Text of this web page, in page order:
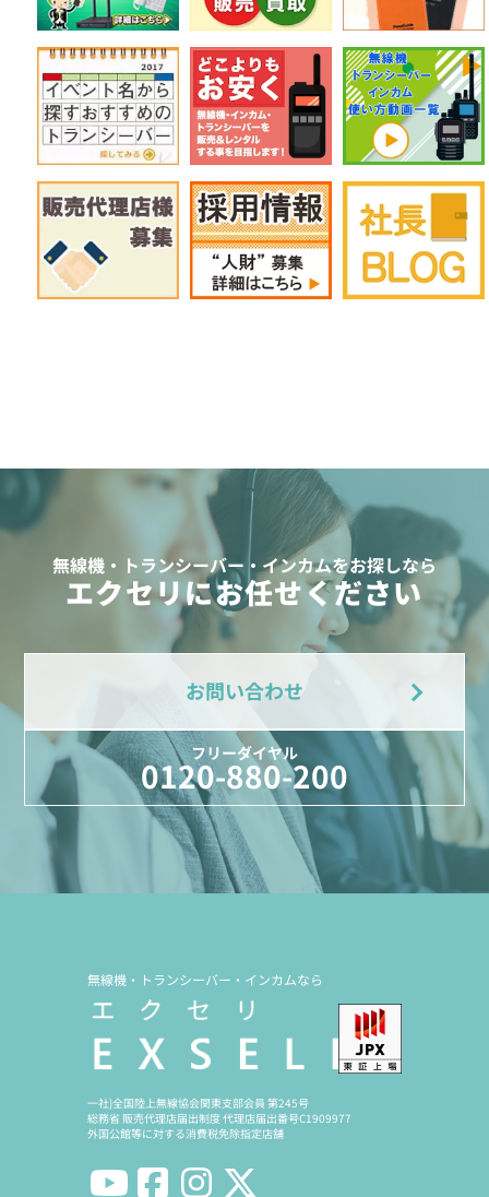
無線機・トランシーバー・インカムをお探しなら
エクセリにお任せください
お問い合わせ
フリーダイヤル
0120-880-200
無線機・トランシーバー・インカムなら
一社)全国陸上無線協会関東支部会員 第245号
総務省 販売代理店届出制度 代理店届出番号C1909977
外国公館等に対する消費税免除指定店舗